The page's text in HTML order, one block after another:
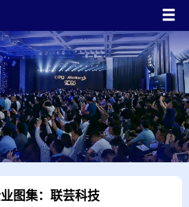
图集：联芸科技